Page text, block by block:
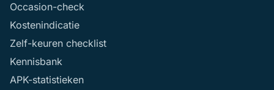
Velserbroek
Voorburg
Wijk Bij Duurstede
Occasion-check
Kostenindicatie
Zelf-keuren checklist
Kennisbank
APK-statistieken